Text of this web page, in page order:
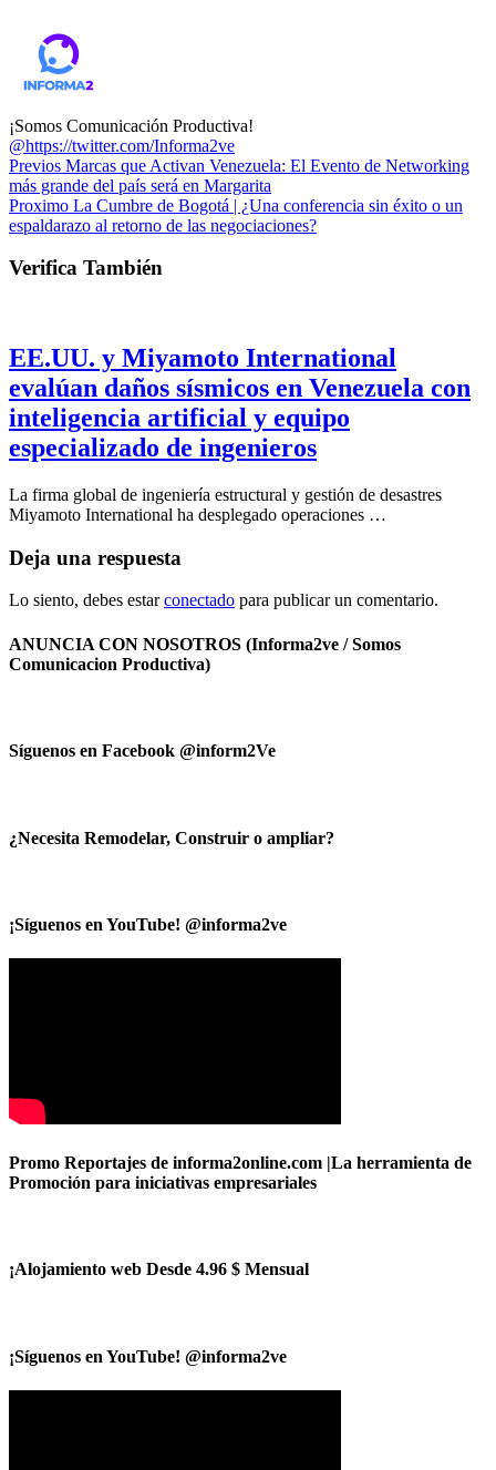
¡Somos Comunicación Productiva!
@https://twitter.com/Informa2ve
Previos Marcas que Activan Venezuela: El Evento de Networking
más grande del país será en Margarita
Proximo La Cumbre de Bogotá | ¿Una conferencia sin éxito o un
espaldarazo al retorno de las negociaciones?
Verifica También
EE.UU. y Miyamoto International
evalúan daños sísmicos en Venezuela con
inteligencia artificial y equipo
especializado de ingenieros
La firma global de ingeniería estructural y gestión de desastres
Miyamoto International ha desplegado operaciones …
Deja una respuesta
Lo siento, debes estarconectado para publicar un comentario.
ANUNCIA CON NOSOTROS (Informa2ve / Somos
Comunicacion Productiva)
Síguenos en Facebook @inform2Ve
¿Necesita Remodelar, Construir o ampliar?
¡Síguenos en YouTube! @informa2ve
Promo Reportajes de informa2online.com |La herramienta de
Promoción para iniciativas empresariales
¡Alojamiento web Desde 4.96 $ Mensual
¡Síguenos en YouTube! @informa2ve